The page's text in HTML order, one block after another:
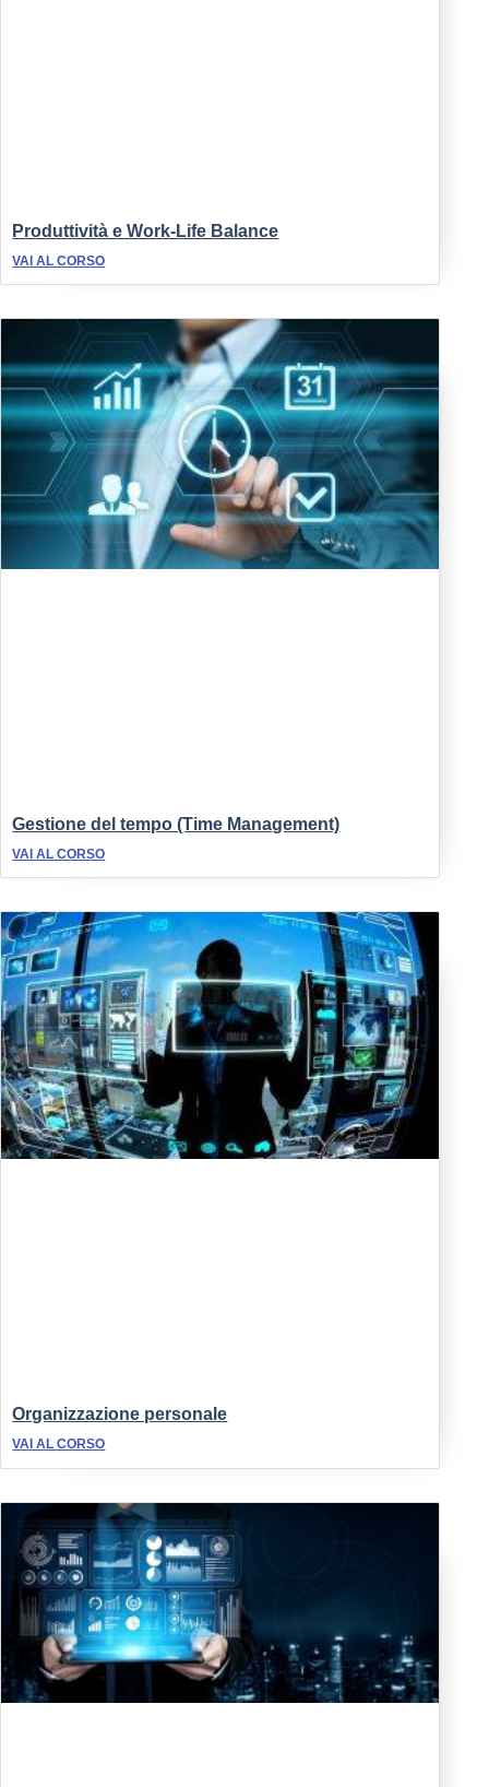
Produttività e Work-Life Balance
VAI AL CORSO
Gestione del tempo (Time Management)
VAI AL CORSO
Organizzazione personale
VAI AL CORSO